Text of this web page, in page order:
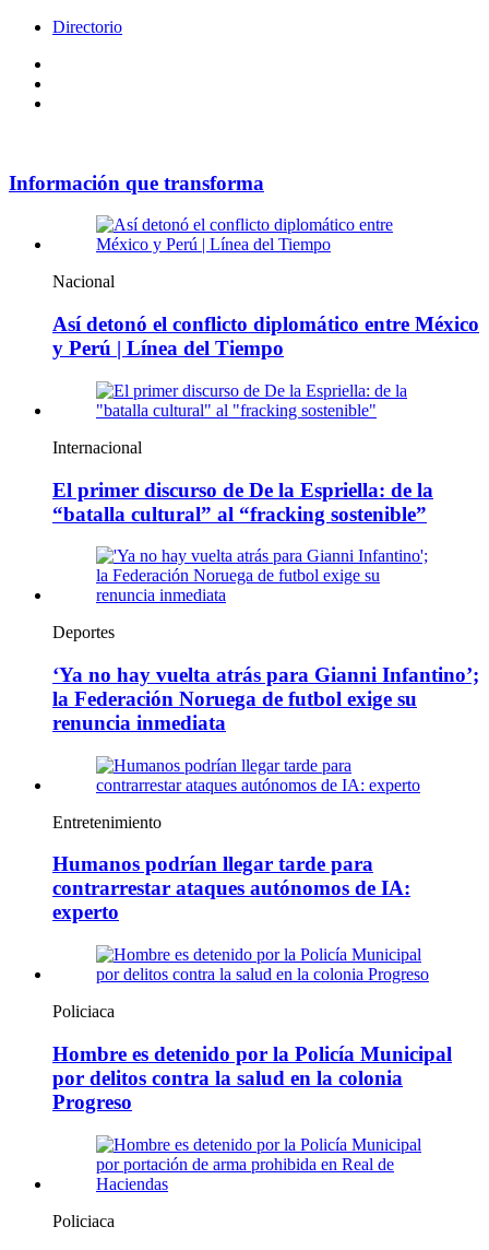
Directorio
Información que transforma
Nacional
Así detonó el conflicto diplomático entre México
y Perú | Línea del Tiempo
Internacional
El primer discurso de De la Espriella: de la
“batalla cultural” al “fracking sostenible”
Deportes
‘Ya no hay vuelta atrás para Gianni Infantino’;
la Federación Noruega de futbol exige su
renuncia inmediata
Entretenimiento
Humanos podrían llegar tarde para
contrarrestar ataques autónomos de IA:
experto
Policiaca
Hombre es detenido por la Policía Municipal
por delitos contra la salud en la colonia
Progreso
Policiaca